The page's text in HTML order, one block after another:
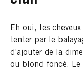
Eh oui, les
tenter par le
d’ajouter de la
ou blond foncé. Le